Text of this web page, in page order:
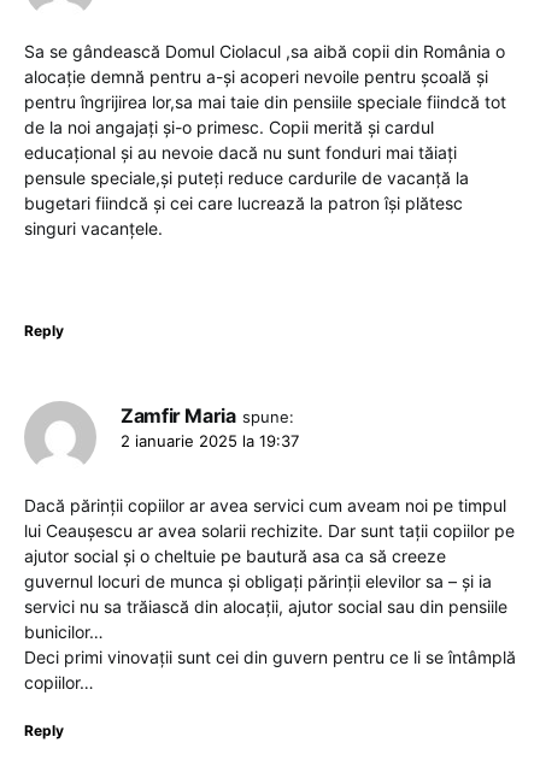
Sa se gândească Domul Ciolacul ,sa aibă copii din România o
alocație demnă pentru a-și acoperi nevoile pentru școală și
pentru îngrijirea lor,sa mai taie din pensiile speciale fiindcă tot
de la noi angajați și-o primesc. Copii merită și cardul
educațional și au nevoie dacă nu sunt fonduri mai tăiați
pensule speciale,și puteți reduce cardurile de vacanță la
bugetari fiindcă și cei care lucrează la patron își plătesc
singuri vacanțele.
Reply
Zamfir Maria spune:
2 ianuarie 2025 la 19:37
Dacă părinții copiilor ar avea servici cum aveam noi pe timpul
lui Ceaușescu ar avea solarii rechizite. Dar sunt tații copiilor pe
ajutor social și o cheltuie pe bautură asa ca să creeze
guvernul locuri de munca și obligați părinții elevilor sa – și ia
servici nu sa trăiască din alocații, ajutor social sau din pensiile
bunicilor…
Deci primi vinovații sunt cei din guvern pentru ce li se întâmplă
copiilor…
Reply